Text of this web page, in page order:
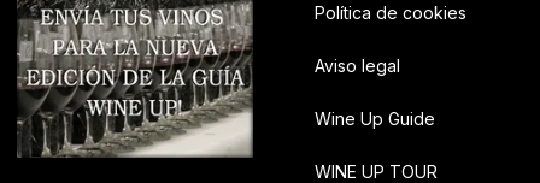
Política de cookies
Aviso legal
Wine Up Guide
WINE UP TOUR